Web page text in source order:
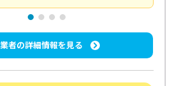
者の詳細情報を見る